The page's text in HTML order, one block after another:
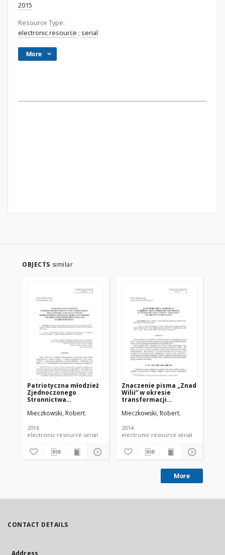
2015
Resource Type:
electronic resource ; serial
More
OBJECTS similar
Patriotyczna młodzież
Zjednoczonego
Stronnictwa
Związku Walczącej
przez władze
stalinowskie –
Polityczni Łagru
Jaworzno
Mieczkowski, Robert.
2016
electronic resource serial
Znaczenie pisma „Znad
Wilii” w okresie
transformacji
budowaniu pozytywnej
Wileńszczyzny
Mieczkowski, Robert.
2014
electronic resource serial
More
CONTACT DETAILS
Address